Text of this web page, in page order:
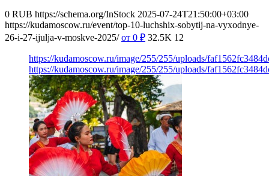
0 RUB https://schema.org/InStock 2025-07-24T21:50:00+03:00
https://kudamoscow.ru/event/top-10-luchshix-sobytij-na-vyxodnye-
26-i-27-ijulja-v-moskve-2025/ от 0 ₽ 32.5K 12
https://kudamoscow.ru/image/255/255/uploads/
https://kudamoscow.ru/image/255/255/uploads/